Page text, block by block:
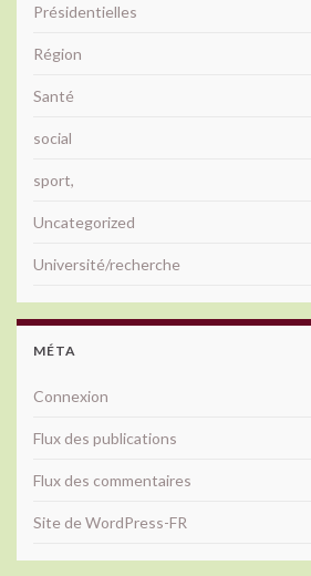
Présidentielles
Région
Santé
social
sport,
Uncategorized
Université/recherche
MÉTA
Connexion
Flux des publications
Flux des commentaires
Site de WordPress-FR